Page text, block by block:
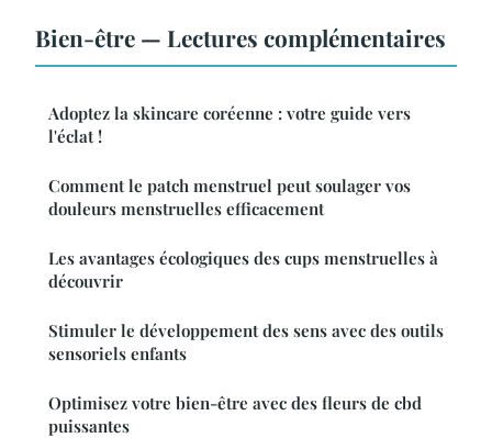
Bien-être — Lectures complémentaires
Adoptez la skincare coréenne : votre guide vers
l'éclat !
Comment le patch menstruel peut soulager vos
douleurs menstruelles efficacement
Les avantages écologiques des cups menstruelles à
découvrir
Stimuler le développement des sens avec des outils
sensoriels enfants
Optimisez votre bien-être avec des fleurs de cbd
puissantes